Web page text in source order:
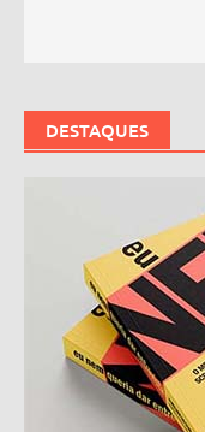
DESTAQUES